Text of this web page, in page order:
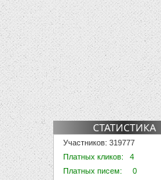
СТАТИСТИКА
Участников: 319777
Платных кликов: 4
Платных писем: 0